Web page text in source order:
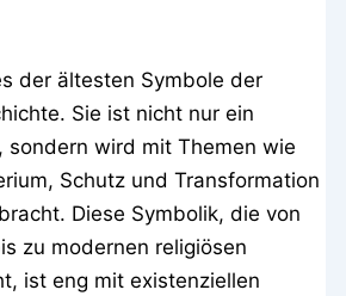
der ältesten Symbole der
Sie ist nicht nur ein
sondern wird mit Themen wie
Schutz und Transformation
Diese Symbolik, die von
zu modernen religiösen
ist eng mit existenziellen